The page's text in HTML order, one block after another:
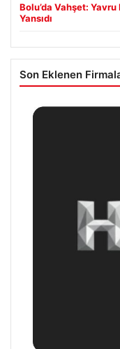
Bolu’da Vahşet:
Yansıdı
Son Eklenen